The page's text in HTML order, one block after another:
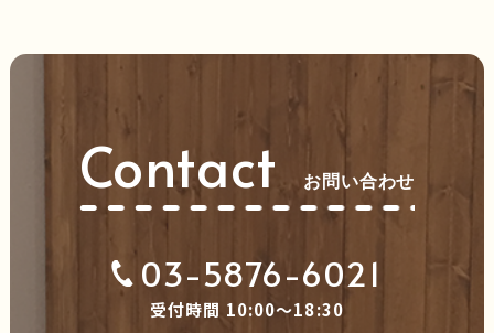
Contact お問い合わせ
03-5876-6021
受付時間 10:00～18:30